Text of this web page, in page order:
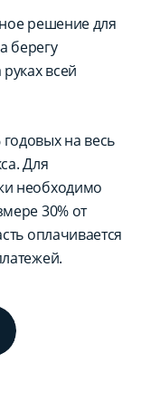
решение для
берегу
всей
на весь
Для
необходимо
30% от
оплачивается